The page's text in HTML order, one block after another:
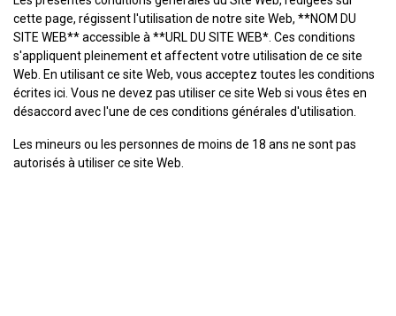
cette page, régissent l'utilisation de notre site Web, **NOM DU
SITE WEB** accessible à **URL DU SITE WEB*. Ces conditions
s'appliquent pleinement et affectent votre utilisation de ce site
Web. En utilisant ce site Web, vous acceptez toutes les conditions
écrites ici. Vous ne devez pas utiliser ce site Web si vous êtes en
désaccord avec l'une de ces conditions générales d'utilisation.
Les mineurs ou les personnes de moins de 18 ans ne sont pas
autorisés à utiliser ce site Web.